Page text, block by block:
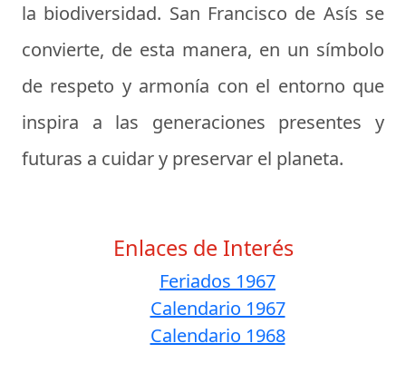
la biodiversidad. San Francisco de Asís se
convierte, de esta manera, en un símbolo
de respeto y armonía con el entorno que
inspira a las generaciones presentes y
futuras a cuidar y preservar el planeta.
Enlaces de Interés
Feriados 1967
Calendario 1967
Calendario 1968